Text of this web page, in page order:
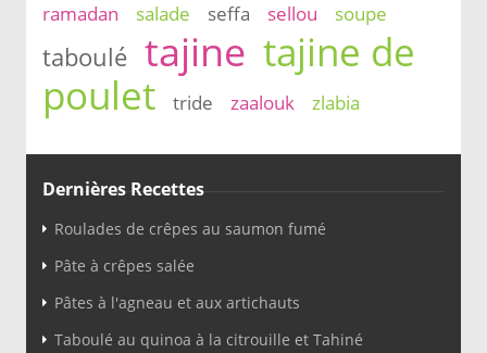
ramadan salade seffa sellou soupe
taboulé tajine tajine de
poulet
tride zaalouk zlabia
Dernières Recettes
Roulades de crêpes au saumon fumé
Pâte à crêpes salée
Pâtes à l'agneau et aux artichauts
Taboulé au quinoa à la citrouille et Tahiné